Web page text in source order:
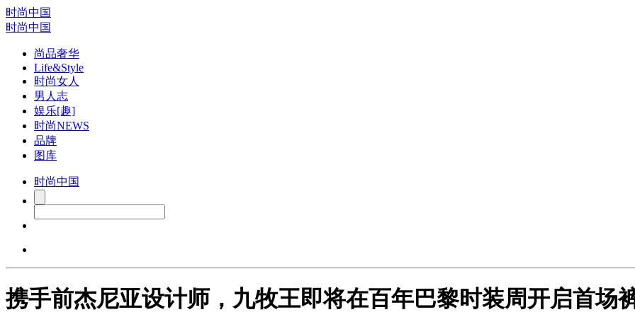
时尚中国
时尚中国
尚品奢华
Life&Style
时尚女人
男人志
娱乐[趣]
时尚NEWS
品牌
图库
时尚中国
携手前杰尼亚设计师，九牧王即将在百年巴黎时装周开启首场